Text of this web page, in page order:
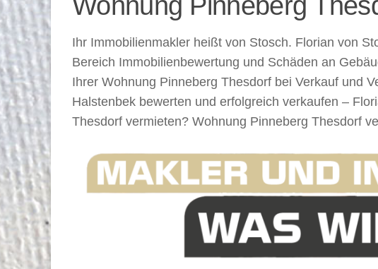
Ihr Immobilienmakler heißt von Stosch. Florian von
Bereich Immobilienbewertung und Schäden an
Ihrer Wohnung Pinneberg Thesdorf bei Verkauf und
Halstenbek bewerten und erfolgreich verkaufen –
Thesdorf vermieten? Wohnung Pinneberg Thesdorf